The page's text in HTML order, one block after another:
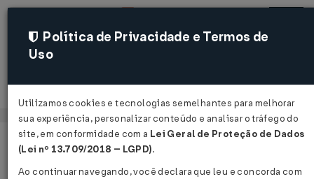
Acessar
Página Inicial
Notícias
substituição tributária de bebidas quentes em Minas Gerais...
Política de Privacidade e Termos de
Uso
Utilizamos cookies e tecnologias semelhantes para melhorar
sua experiência, personalizar conteúdo e analisar o tráfego do
site, em conformidade com a Lei Geral de Proteção de Dados
(Lei nº 13.709/2018 – LGPD).
Ao continuar navegando, você declara que leu e concorda com